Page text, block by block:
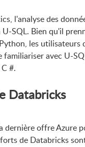
l'analyse des
SQL. Bien qu'il
les utilisateurs
avec U-
#.
Databricks
dernière offre Azure
de Databricks